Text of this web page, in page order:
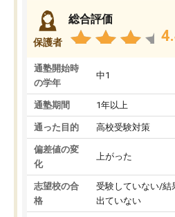
保護者
総合評価
通塾開始時
の学年
中1
通塾期間 1年以上
通った目的 高校受験対策
偏差値の変
化
上がった
志望校の合
格
受験していない/結
出ていない